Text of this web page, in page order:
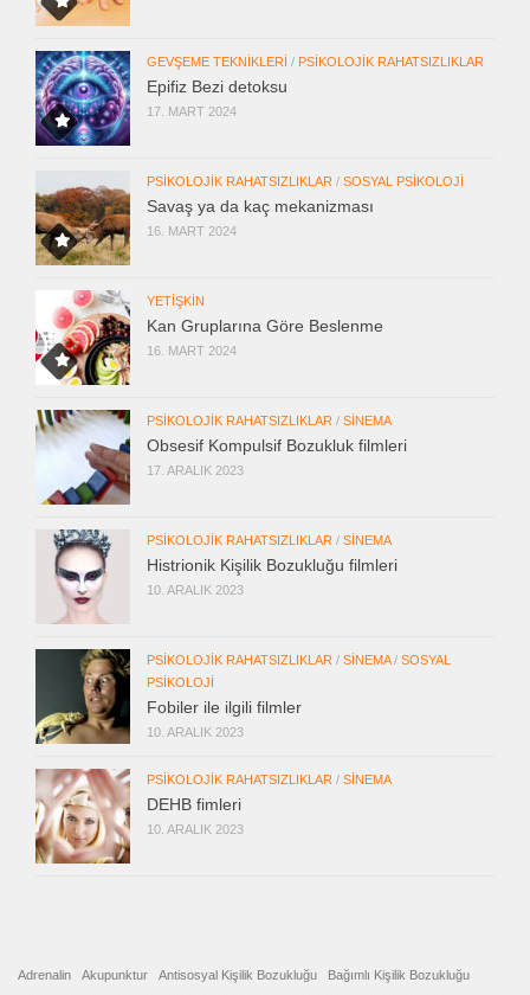
GEVŞEME TEKNIKLERI / PSIKOLOJIK RAHATSIZLIKLAR
Epifiz Bezi detoksu
17. MART 2024
PSIKOLOJIK RAHATSIZLIKLAR / SOSYAL PSIKOLOJI
Savaş ya da kaç mekanizması
16. MART 2024
YETIŞKIN
Kan Gruplarına Göre Beslenme
16. MART 2024
PSIKOLOJIK RAHATSIZLIKLAR / SINEMA
Obsesif Kompulsif Bozukluk filmleri
17. ARALIK 2023
PSIKOLOJIK RAHATSIZLIKLAR / SINEMA
Histrionik Kişilik Bozukluğu filmleri
10. ARALIK 2023
PSIKOLOJIK RAHATSIZLIKLAR / SINEMA/ SOSYAL
PSIKOLOJI
Fobiler ile ilgili filmler
10. ARALIK 2023
PSIKOLOJIK RAHATSIZLIKLAR / SINEMA
DEHB fimleri
10. ARALIK 2023
Adrenalin Akupunktur Antisosyal Kişilik Bozukluğu Bağımlı Kişilik Bozukluğu